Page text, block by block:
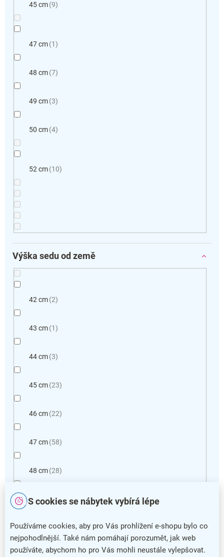
S cookies se nábytek vybírá lépe
Používáme cookies, aby pro Vás prohlížení e-shopu bylo co
nejpohodlnější. Také nám pomáhají porozumět, jak web
používáte, abychom ho pro Vás mohli neustále vylepšovat.
45 cm 9
47 cm 1
48 cm 7
49 cm 3
50 cm 4
52 cm 10
Výška sedu od země
42 cm 2
43 cm 1
44 cm 3
45 cm 23
46 cm 22
47 cm 58
48 cm 28
49 cm 69
50 cm 32